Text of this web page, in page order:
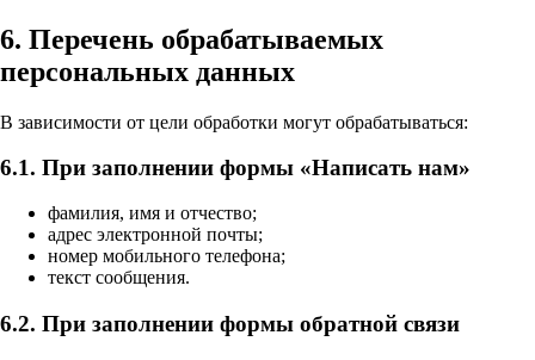
6. Перечень обрабатываемых
персональных данных
В зависимости от цели обработки могут обрабатываться:
6.1. При заполнении формы «Написать нам»
фамилия, имя и отчество;
адрес электронной почты;
номер мобильного телефона;
текст сообщения.
6.2. При заполнении формы обратной связи